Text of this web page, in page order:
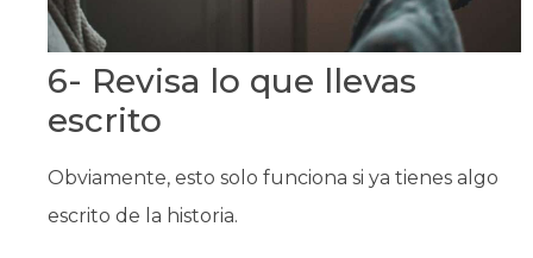
6- Revisa lo que llevas
escrito
Obviamente, esto solo funciona si ya tienes algo
escrito de la historia.